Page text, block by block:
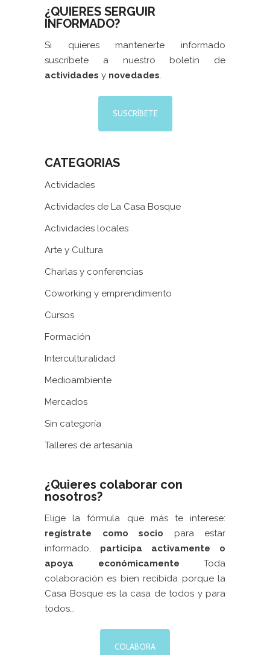
¿QUIERES SERGUIR
INFORMADO?
Si quieres mantenerte informado
suscríbete a nuestro boletín de
actividades y novedades.
SUSCRÍBETE
CATEGORIAS
Actividades
Actividades de La Casa Bosque
Actividades locales
Arte y Cultura
Charlas y conferencias
Coworking y emprendimiento
Cursos
Formación
Interculturalidad
Medioambiente
Mercados
Sin categoría
Talleres de artesanía
¿Quieres colaborar con
nosotros?
Elige la fórmula que más te interese:
regístrate como socio para estar
informado, participa activamente o
apoya económicamente Toda
colaboración es bien recibida porque la
Casa Bosque es la casa de todos y para
todos…
COLABORA